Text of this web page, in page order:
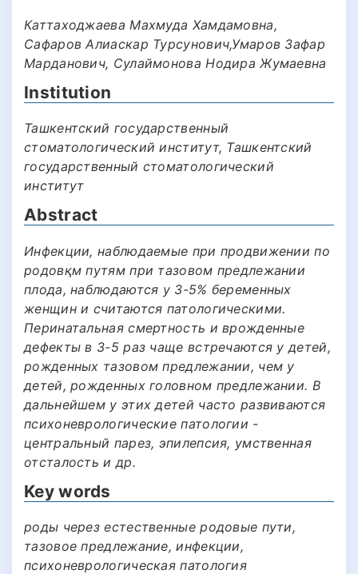
Каттаходжаева Махмуда Хамдамовна,
Сафаров Алиаскар Турсунович,Умаров Зафар
Марданович, Сулаймонова Нодира Жумаевна
Institution
Ташкентский государственный
стоматологический институт, Ташкентский
государственный стоматологический
институт
Abstract
Инфекции, наблюдаемые при продвижении по
родовқм путям при тазовом предлежании
плода, наблюдаются у 3-5% беременных
женщин и считаются патологическими.
Перинатальная смертность и врожденные
дефекты в 3-5 раз чаще встречаются у детей,
рожденных тазовом предлежании, чем у
детей, рожденных головном предлежании. В
дальнейшем у этих детей часто развиваются
психоневрологические патологии -
центральный парез, эпилепсия, умственная
отсталость и др.
Key words
роды через естественные родовые пути,
тазовое предлежание, инфекции,
психоневрологическая патология